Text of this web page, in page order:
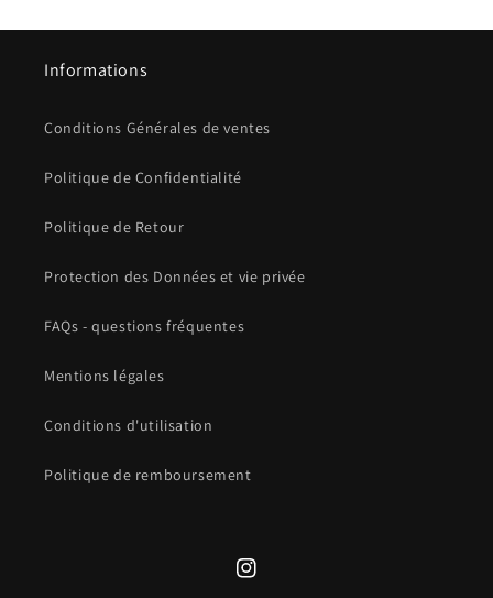
Informations
Conditions Générales de ventes
Politique de Confidentialité
Politique de Retour
Protection des Données et vie privée
FAQs - questions fréquentes
Mentions légales
Conditions d'utilisation
Politique de remboursement
Instagram